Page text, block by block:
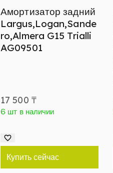
Амортизатор задний
Largus,Logan,Sande
ro,Almera G15 Trialli
AG09501
17 500 ₸
6 шт в наличии
Купить сейчас